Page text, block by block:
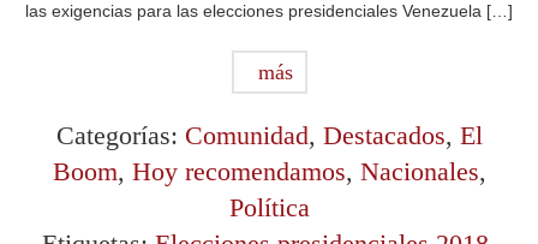
las exigencias para las elecciones presidenciales Venezuela […]
más
Categorías: Comunidad, Destacados, El
Boom, Hoy recomendamos, Nacionales,
Política